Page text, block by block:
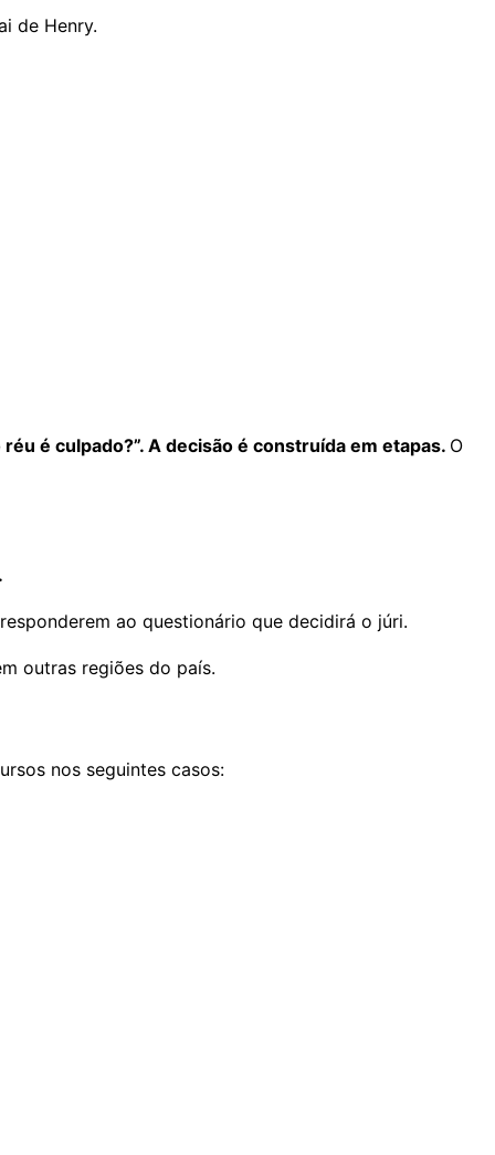
de Henry.
é culpado?”. A decisão é construída em etapas. O
ao questionário que decidirá o júri.
outras regiões do país.
nos seguintes casos: